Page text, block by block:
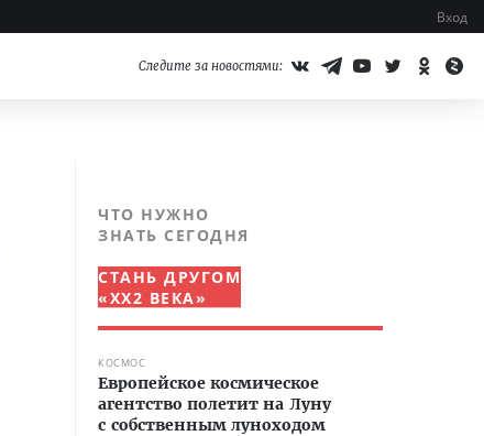
Вход
Следите за новостями:
ЧТО НУЖНО
ЗНАТЬ СЕГОДНЯ
СТАНЬ ДРУГОМ
«XX2 ВЕКА»
КОСМОС
Европейское космическое
агентство полетит на Луну
с собственным луноходом